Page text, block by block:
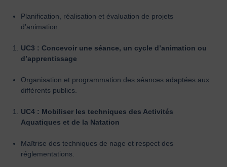
Planification, réalisation et évaluation de projets
d’animation.
UC3 : Concevoir une séance, un cycle d’animation ou
d’apprentissage
Organisation et programmation des séances adaptées aux
différents publics.
UC4 : Mobiliser les techniques des Activités
Aquatiques et de la Natation
Maîtrise des techniques de nage et respect des
réglementations.